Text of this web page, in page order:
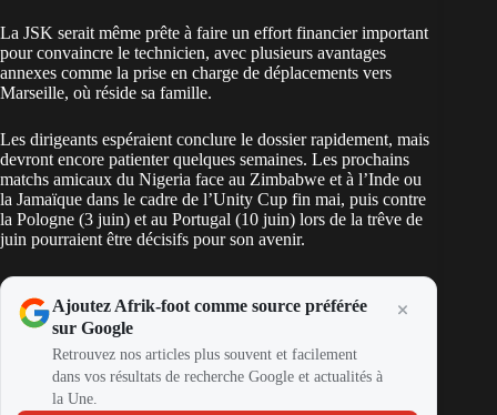
La JSK serait même prête à faire un effort financier important
pour convaincre le technicien, avec plusieurs avantages
annexes comme la prise en charge de déplacements vers
Marseille, où réside sa famille.
Les dirigeants espéraient conclure le dossier rapidement, mais
devront encore patienter quelques semaines. Les prochains
matchs amicaux du Nigeria face au Zimbabwe et à l’Inde ou
la Jamaïque dans le cadre de l’Unity Cup fin mai, puis contre
la Pologne (3 juin) et au Portugal (10 juin) lors de la trêve de
juin pourraient être décisifs pour son avenir.
Ajoutez Afrik-foot comme source préférée
sur Google
Retrouvez nos articles plus souvent et facilement
dans vos résultats de recherche Google et actualités à
la Une.